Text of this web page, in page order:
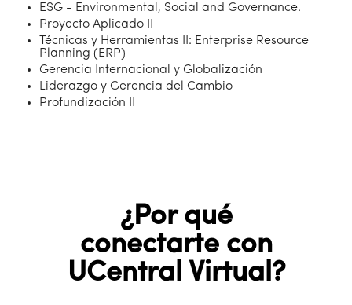
ESG - Environmental, Social and Governance.
Proyecto Aplicado II
Técnicas y Herramientas II: Enterprise Resource
Planning (ERP)
Gerencia Internacional y Globalización
Liderazgo y Gerencia del Cambio
Profundización II
¿Por qué
conectarte con
UCentral Virtual?